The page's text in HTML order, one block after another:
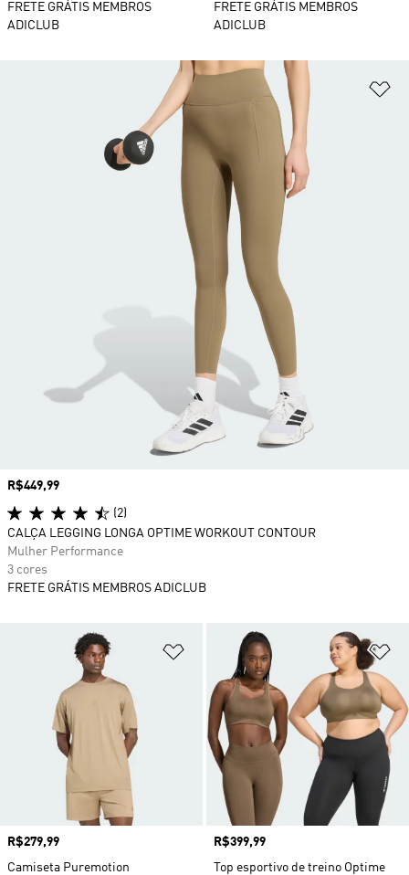
FRETE GRÁTIS MEMBROS
ADICLUB
FRETE GRÁTIS MEMBROS
ADICLUB
Adicionar à Lista de Desejos
Preço
R$279,99
Camiseta Puremotion
Preço
R$399,99
Top esportivo de treino Optime
Preço
R$449,99
(2)
CALÇA LEGGING LONGA OPTIME WORKOUT CONTOUR
Mulher Performance
3 cores
FRETE GRÁTIS MEMBROS ADICLUB